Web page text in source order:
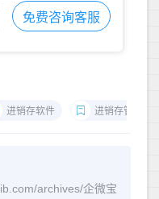
免费咨询客服
进销存软件 进销存管理
archives/企微宝